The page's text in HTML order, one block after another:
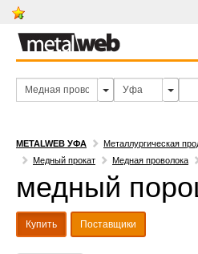
METALWEB УФА Металлургическая
Медный прокат
Медная проволока
медный
Купить Поставщики